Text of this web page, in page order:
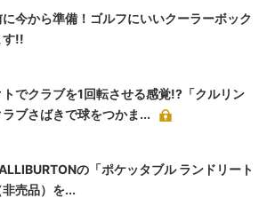
今から準備！ゴルフにいいクーラーボック
す!!
トでクラブを1回転させる感覚!?「クルリン
ブさばきで球をつかま...
の「ポケッタブル ランドリート
売品）を...